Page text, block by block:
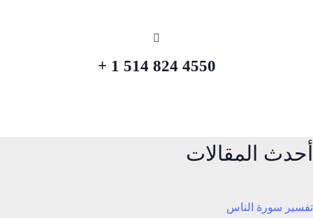
4550 824 514 1 +
أحدث المقالات
تفسير سورة الناس